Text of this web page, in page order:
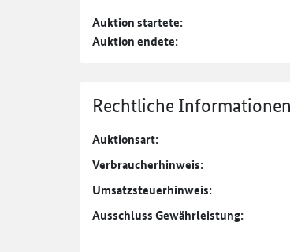
Auktion startete:
Auktion endete:
Rechtliche Informationen
Auktionsart:
Verbraucher­hinweis:
Umsatzsteuer­hinweis:
Ausschluss Gewährleistung: